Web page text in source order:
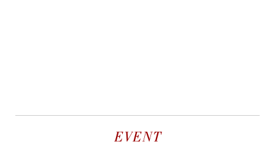
EVENT